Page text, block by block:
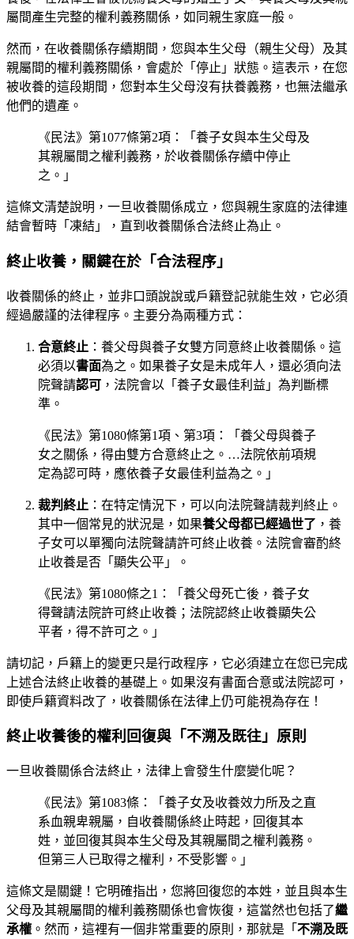
屬間產生完整的權利義務關係，如同親生家庭一般。
然而，在收養關係存續期間，您與本生父母（親生父母）及其
親屬間的權利義務關係，會處於「停止」狀態。這表示，在您
被收養的這段期間，您對本生父母沒有扶養義務，也無法繼承
他們的遺產。
《民法》第1077條第2項：「養子女與本生父母及
其親屬間之權利義務，於收養關係存續中停止
之。」
這條文清楚說明，一旦收養關係成立，您與親生家庭的法律連
結會暫時「凍結」，直到收養關係合法終止為止。
終止收養，關鍵在於「合法程序」
收養關係的終止，並非口頭說說或戶籍登記就能生效，它必須
經過嚴謹的法律程序。主要分為兩種方式：
合意終止 ：養父母與養子女雙方同意終止收養關係。這
必須以書面為之。如果養子女是未成年人，還必須向法
院聲請認可 ，法院會以「養子女最佳利益」為判斷標
準。
《民法》第1080條第1項、第3項：「養父母與養子
女之關係，得由雙方合意終止之。…法院依前項規
定為認可時，應依養子女最佳利益為之。」
裁判終止 ：在特定情況下，可以向法院聲請裁判終止。
其中一個常見的狀況是，如果養父母都已經過世了 ，養
子女可以單獨向法院聲請許可終止收養。法院會審酌終
止收養是否「顯失公平」。
《民法》第1080條之1：「養父母死亡後，養子女
得聲請法院許可終止收養；法院認終止收養顯失公
平者，得不許可之。」
請切記，戶籍上的變更只是行政程序，它必須建立在您已完成
上述合法終止收養的基礎上。如果沒有書面合意或法院認可，
即使戶籍資料改了，收養關係在法律上仍可能視為存在！
終止收養後的權利回復與「不溯及既往」原則
一旦收養關係合法終止，法律上會發生什麼變化呢？
《民法》第1083條：「養子女及收養效力所及之直
系血親卑親屬，自收養關係終止時起，回復其本
姓，並回復其與本生父母及其親屬間之權利義務。
但第三人已取得之權利，不受影響。」
這條文是關鍵！它明確指出，您將回復您的本姓，並且與本生
父母及其親屬間的權利義務關係也會恢復，這當然也包括了繼
承權 。然而，這裡有一個非常重要的原則，那就是「 不溯及既